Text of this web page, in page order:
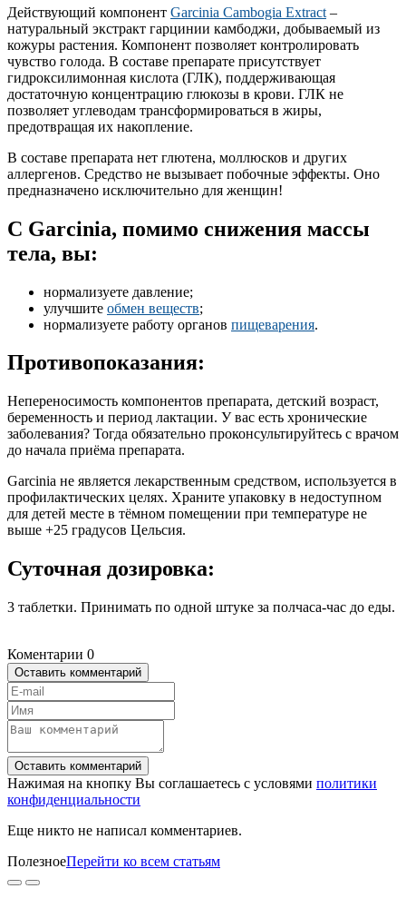
Действующий компонент Garcinia Cambogia Extract –
натуральный экстракт гарцинии камбоджи, добываемый из
кожуры растения. Компонент позволяет контролировать
чувство голода. В составе препарате присутствует
гидроксилимонная кислота (ГЛК), поддерживающая
достаточную концентрацию глюкозы в крови. ГЛК не
позволяет углеводам трансформироваться в жиры,
предотвращая их накопление.
В составе препарата нет глютена, моллюсков и других
аллергенов. Средство не вызывает побочные эффекты. Оно
предназначено исключительно для женщин!
С Garcinia, помимо снижения массы
тела, вы:
нормализуете давление;
улучшите обмен веществ;
нормализуете работу органов пищеварения.
Противопоказания:
Непереносимость компонентов препарата, детский возраст,
беременность и период лактации. У вас есть хронические
заболевания? Тогда обязательно проконсультируйтесь с врачом
до начала приёма препарата.
Garcinia не является лекарственным средством, используется в
профилактических целях. Храните упаковку в недоступном
для детей месте в тёмном помещении при температуре не
выше +25 градусов Цельсия.
Суточная дозировка:
3 таблетки. Принимать по одной штуке за полчаса-час до еды.
Коментарии 0
Оставить комментарий
Оставить комментарий
Нажимая на кнопку Вы соглашаетесь с условями политики
конфиденциальности
Еще никто не написал комментариев.
ПолезноеПерейти ко всем статьям